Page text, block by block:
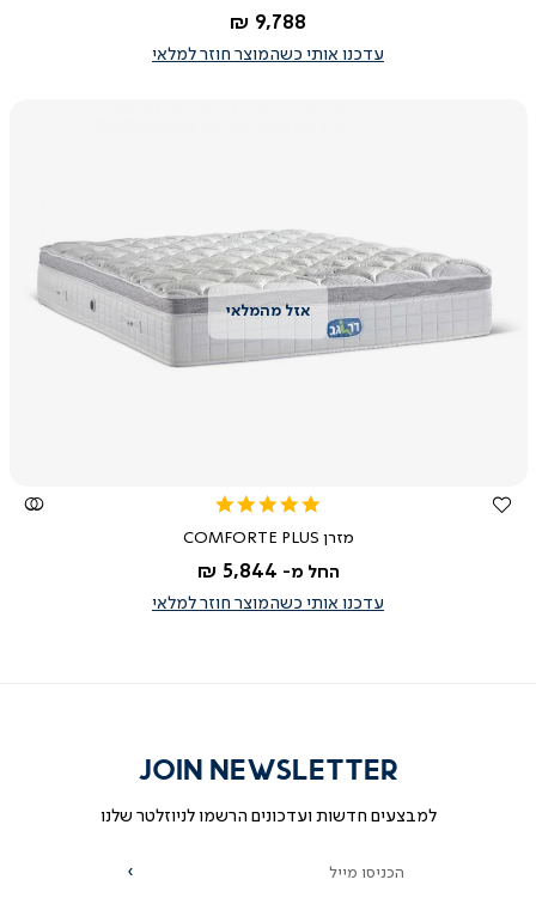
החל מ-
9,788 ₪
עדכנו אותי כשהמוצר חוזר למלאי
צפייה
מהירה
rating
מזרן COMFORTE PLUS
החל מ- 5,844 ₪
עדכנו אותי כשהמוצר חוזר למלאי
JOIN NEWSLETTER
למבצעים חדשות ועדכונים הרשמו לניוזלטר שלנו
הכניסו מייל הרשמה